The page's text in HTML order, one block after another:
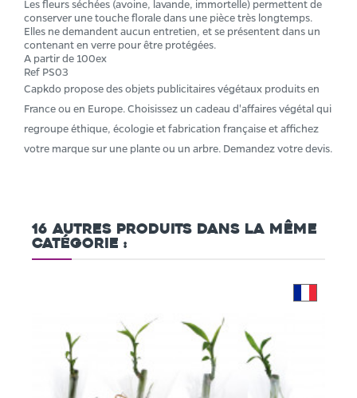
Les fleurs séchées (avoine, lavande, immortelle) permettent de
conserver une touche florale dans une pièce très longtemps.
Elles ne demandent aucun entretien, et se présentent dans un
contenant en verre pour être protégées.
A partir de 100ex
Ref PS03
Capkdo propose des objets publicitaires végétaux produits en
France ou en Europe. Choisissez un cadeau d'affaires végétal qui
regroupe éthique, écologie et fabrication française et affichez
votre marque sur une plante ou un arbre. Demandez votre devis.
16 autres produits dans la même
catégorie :